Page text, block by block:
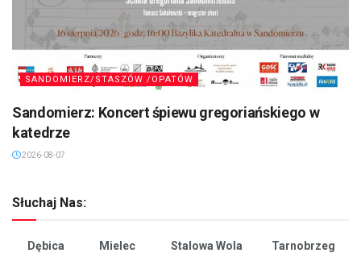
SANDOMIERZ/STASZÓW /OPATÓW
Sandomierz: Koncert śpiewu gregoriańskiego w
katedrze
2026-08-07
Słuchaj Nas:
Dębica Mielec Stalowa Wola
Tarnobrzeg